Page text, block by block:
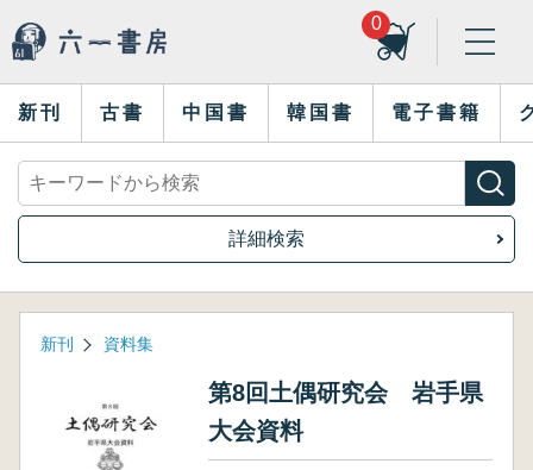
0
新刊 古書 中国書 韓国書 電子書籍
詳細検索
新刊 資料集
第8回土偶研究会 岩手県
大会資料